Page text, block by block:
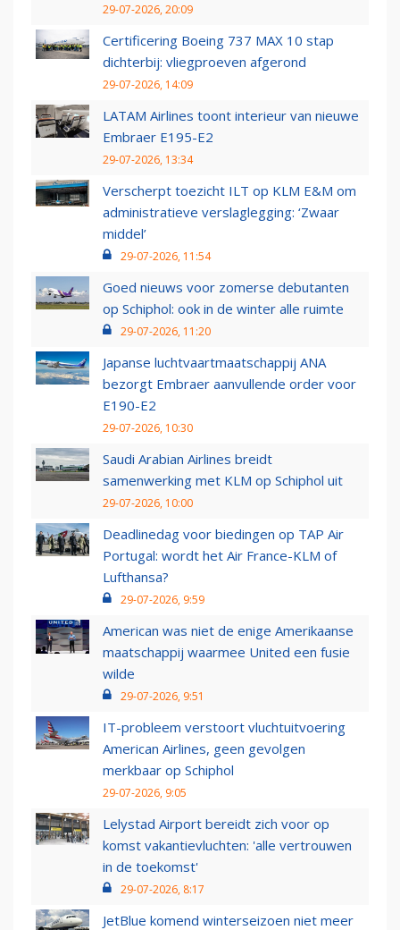
29-07-2026, 20:09
Certificering Boeing 737 MAX 10 stap
dichterbij: vliegproeven afgerond
29-07-2026, 14:09
LATAM Airlines toont interieur van nieuwe
Embraer E195-E2
29-07-2026, 13:34
Verscherpt toezicht ILT op KLM E&M om
administratieve verslaglegging: ‘Zwaar
middel’
29-07-2026, 11:54
Goed nieuws voor zomerse debutanten
op Schiphol: ook in de winter alle ruimte
29-07-2026, 11:20
Japanse luchtvaartmaatschappij ANA
bezorgt Embraer aanvullende order voor
E190-E2
29-07-2026, 10:30
Saudi Arabian Airlines breidt
samenwerking met KLM op Schiphol uit
29-07-2026, 10:00
Deadlinedag voor biedingen op TAP Air
Portugal: wordt het Air France-KLM of
Lufthansa?
29-07-2026, 9:59
American was niet de enige Amerikaanse
maatschappij waarmee United een fusie
wilde
29-07-2026, 9:51
IT-probleem verstoort vluchtuitvoering
American Airlines, geen gevolgen
merkbaar op Schiphol
29-07-2026, 9:05
Lelystad Airport bereidt zich voor op
komst vakantievluchten: 'alle vertrouwen
in de toekomst'
29-07-2026, 8:17
JetBlue komend winterseizoen niet meer